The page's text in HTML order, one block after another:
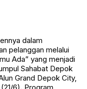
dalam
pelanggan melalui
Ada” yang menjadi
Sahabat Depok
Grand Depok City,
6). Program